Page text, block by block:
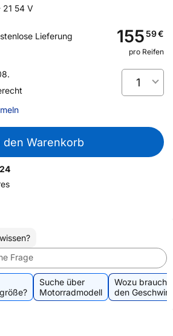
54 V
Lieferung
15559€
pro Reifen
1
den Warenkorb
Frage
Suche über
Motorradmodell
Wozu
den